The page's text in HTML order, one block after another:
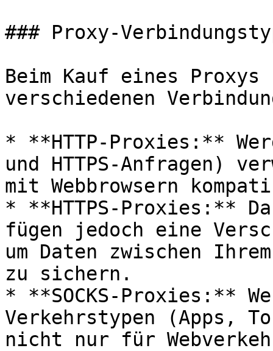
### Proxy-
Beim Kauf eines Proxys
verschiedenen
* **HTTP-Proxies:**
und HTTPS-Anfragen)
mit Webbrowsern
* **HTTPS-Proxies:**
fügen jedoch eine
um Daten zwischen
zu sichern.
* **SOCKS-Proxies:**
Verkehrstypen (Apps,
nicht nur für